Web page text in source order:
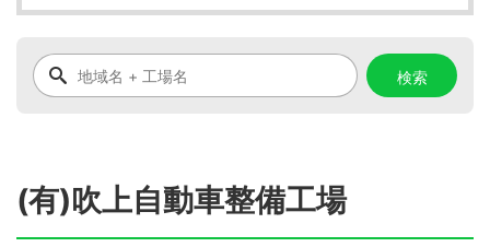
(有)吹上自動車整備工場